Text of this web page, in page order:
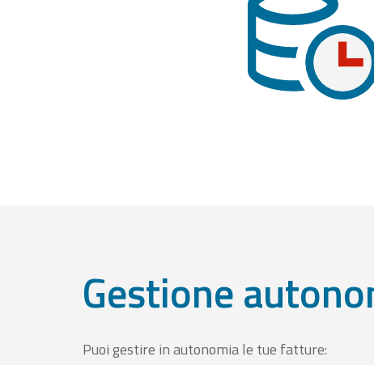
Gestione
Puoi gestire in autonomia le tue fatture: